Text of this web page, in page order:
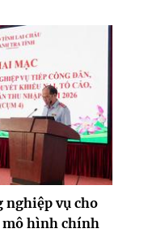
nghiệp vụ cho
mô hình chính